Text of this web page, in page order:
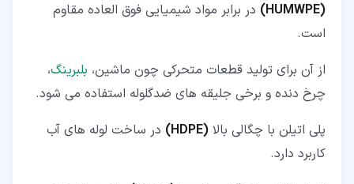
(HUMWPE)
در برابر مواد شیمیایی فوق العاده مقاوم
است.
از آن برای تولید قطعات متحرکی چون ماشین، بلبرینگ،
چرخ دنده و برخی جلیقه های ضدگلوله استفاده می شود.
پلی اتیلن با چگالی بالا (HDPE)
در ساخت لوله های آب
کاربرد دارد.